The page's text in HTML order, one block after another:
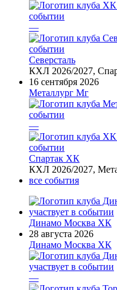
—
Северсталь
КХЛ 2026/2027,
16 сентября 2026
Металлург Мг
—
Спартак ХК
КХЛ 2026/2027,
все события
Динамо Москва ХК
28 августа 2026
Динамо Москва ХК
—